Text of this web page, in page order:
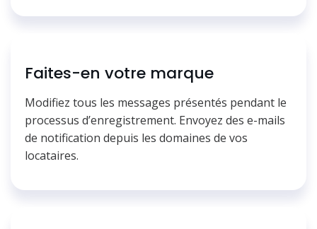
Faites-en votre marque
Modifiez tous les messages présentés pendant le
processus d’enregistrement. Envoyez des e-mails
de notification depuis les domaines de vos
locataires.